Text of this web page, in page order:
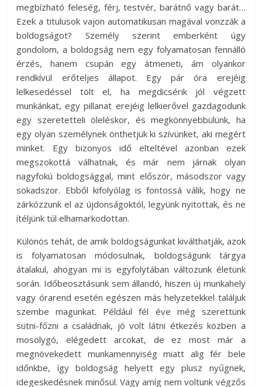
megbízható feleség, férj, testvér, barátnő vagy barát…
Ezek a titulusok vajon automatikusan magával vonzzák a
boldogságot? Személy szerint emberként úgy
gondolom, a boldogság nem egy folyamatosan fennálló
érzés, hanem csupán egy átmeneti, ám olyankor
rendkívül erőteljes állapot. Egy pár óra erejéig
lelkesedéssel tölt el, ha megdicsérik jól végzett
munkánkat, egy pillanat erejéig lelkierővel gazdagodunk
egy szeretetteli öleléskor, és megkönnyebbülünk, ha
egy olyan személynek önthetjük ki szívünket, aki megért
minket. Egy bizonyos idő elteltével azonban ezek
megszokottá válhatnak, és már nem járnak olyan
nagyfokú boldogsággal, mint először, másodszor vagy
sokadszor. Ebből kifolyólag is fontossá válik, hogy ne
zárkózzunk el az újdonságoktól, legyünk nyitottak, és ne
ítéljünk túl elhamarkodottan.
Különös tehát, de amik boldogságunkat kiválthatják, azok
is folyamatosan módosulnak, boldogságunk tárgya
átalakul, ahogyan mi is egyfolytában változunk életünk
során. Időbeosztásunk sem állandó, hiszen új munkahely
vagy órarend esetén egészen más helyzetekkel találjuk
szembe magunkat. Például fél éve még szerettünk
sütni-főzni a családnak, jó volt látni étkezés közben a
mosolygó, elégedett arcokat, de ez most már a
megnövekedett munkamennyiség miatt alig fér bele
időnkbe, így boldogság helyett egy plusz nyűgnek,
idegeskedésnek minősül. Vagy amíg nem voltunk végzős